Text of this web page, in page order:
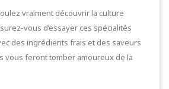
vraiment découvrir la culture
vous d’essayer ces spécialités
des ingrédients frais et des saveurs
vous feront tomber amoureux de la